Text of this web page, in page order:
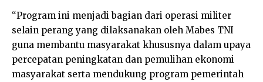
“Program ini menjadi bagian dari operasi militer
selain perang yang dilaksanakan oleh Mabes TNI
guna membantu masyarakat khususnya dalam upaya
percepatan peningkatan dan pemulihan ekonomi
masyarakat serta mendukung program pemerintah